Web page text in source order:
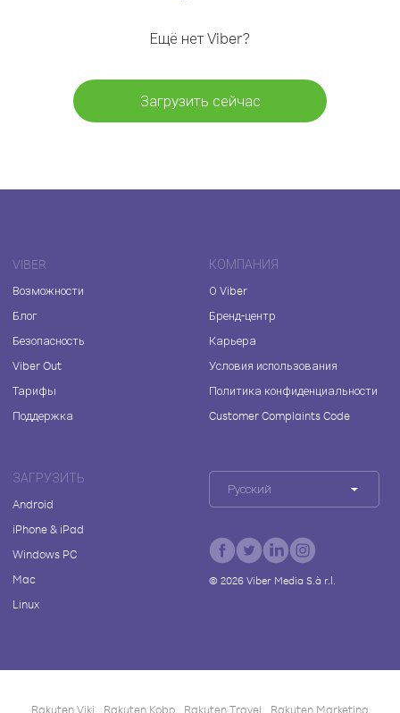
Ещё нет Viber?
Загрузить сейчас
VIBER
Возможности
Блог
Безопасность
Viber Out
Тарифы
Поддержка
КОМПАНИЯ
О Viber
Бренд-центр
Карьера
Условия использования
Политика конфиденциальности
Customer Complaints Code
ЗАГРУЗИТЬ
Android
iPhone & iPad
Windows PC
Mac
Linux
Русский
© 2026Viber Media S.à r.l.
Rakuten Viki Rakuten Kobo Rakuten Travel Rakuten Marketing